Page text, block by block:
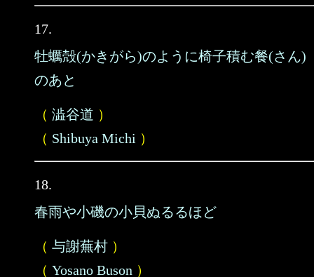
17.
牡蠣殻(かきがら)のように椅子積む餐(さん)
のあと
（ 澁谷道 ）
（ Shibuya Michi ）
18.
春雨や小磯の小貝ぬるるほど
（ 与謝蕪村 ）
（ Yosano Buson ）